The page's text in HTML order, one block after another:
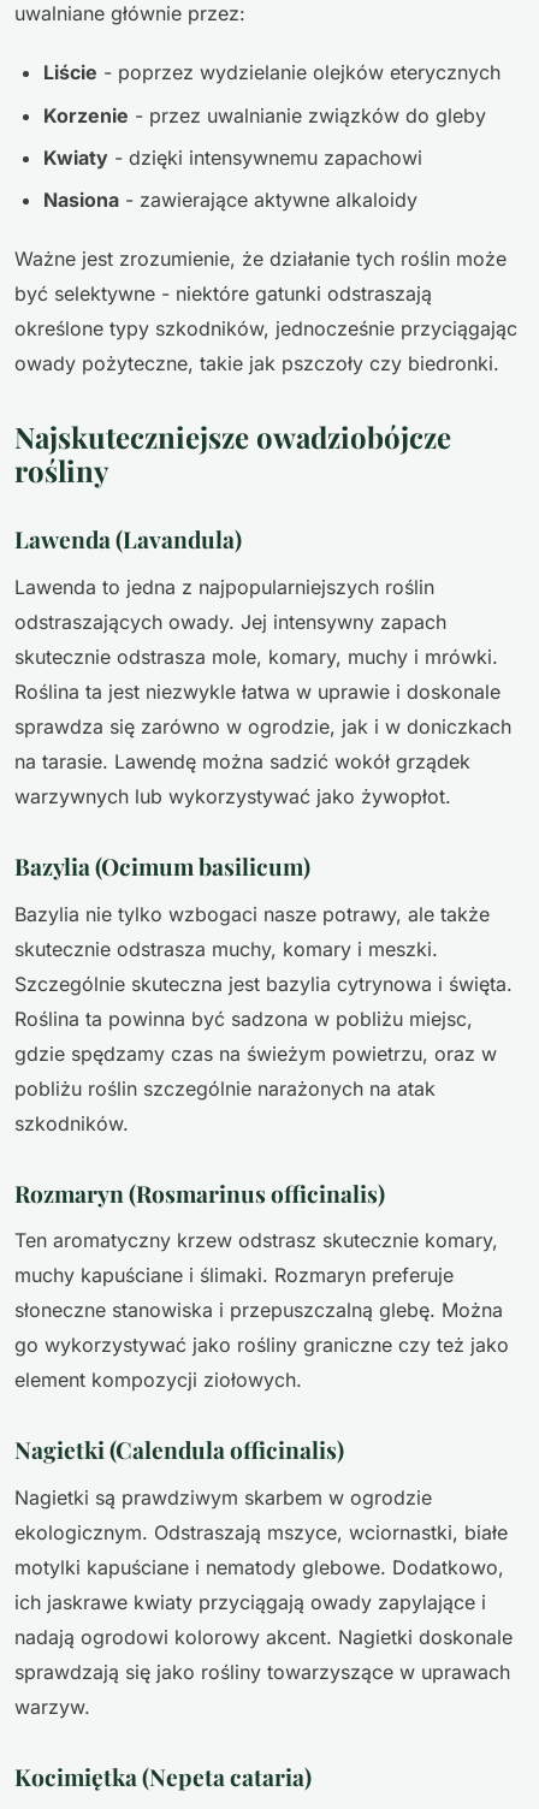
uwalniane głównie przez:
Liście - poprzez wydzielanie olejków eterycznych
Korzenie - przez uwalnianie związków do gleby
Kwiaty - dzięki intensywnemu zapachowi
Nasiona - zawierające aktywne alkaloidy
Ważne jest zrozumienie, że działanie tych roślin może
być selektywne - niektóre gatunki odstraszają
określone typy szkodników, jednocześnie przyciągając
owady pożyteczne, takie jak pszczoły czy biedronki.
Najskuteczniejsze owadziobójcze
rośliny
Lawenda (Lavandula)
Lawenda to jedna z najpopularniejszych roślin
odstraszających owady. Jej intensywny zapach
skutecznie odstrasza mole, komary, muchy i mrówki.
Roślina ta jest niezwykle łatwa w uprawie i doskonale
sprawdza się zarówno w ogrodzie, jak i w doniczkach
na tarasie. Lawendę można sadzić wokół grządek
warzywnych lub wykorzystywać jako żywopłot.
Bazylia (Ocimum basilicum)
Bazylia nie tylko wzbogaci nasze potrawy, ale także
skutecznie odstrasza muchy, komary i meszki.
Szczególnie skuteczna jest bazylia cytrynowa i święta.
Roślina ta powinna być sadzona w pobliżu miejsc,
gdzie spędzamy czas na świeżym powietrzu, oraz w
pobliżu roślin szczególnie narażonych na atak
szkodników.
Rozmaryn (Rosmarinus officinalis)
Ten aromatyczny krzew odstrasz skutecznie komary,
muchy kapuściane i ślimaki. Rozmaryn preferuje
słoneczne stanowiska i przepuszczalną glebę. Można
go wykorzystywać jako rośliny graniczne czy też jako
element kompozycji ziołowych.
Nagietki (Calendula officinalis)
Nagietki są prawdziwym skarbem w ogrodzie
ekologicznym. Odstraszają mszyce, wciornastki, białe
motylki kapuściane i nematody glebowe. Dodatkowo,
ich jaskrawe kwiaty przyciągają owady zapylające i
nadają ogrodowi kolorowy akcent. Nagietki doskonale
sprawdzają się jako rośliny towarzyszące w uprawach
warzyw.
Kocimiętka (Nepeta cataria)